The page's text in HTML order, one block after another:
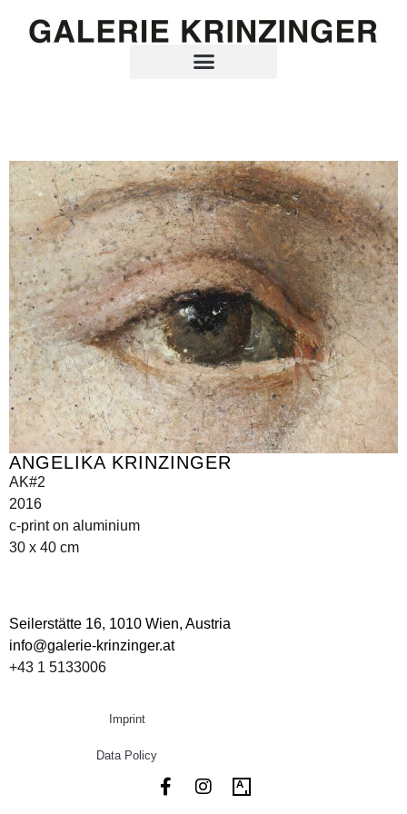
ANGELIKA KRINZINGER
AK#2
2016
c-print on aluminium
30 x 40 cm
Seilerstätte 16, 1010 Wien, Austria
info@galerie-krinzinger.at
+43 1 5133006
Imprint
Data Policy